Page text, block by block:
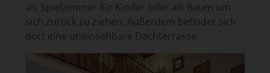
als Spielzimmer für Kinder oder als Raum um
sich zurück zu ziehen. Außerdem befindet sich
dort eine uneinsehbare Dachterrasse.